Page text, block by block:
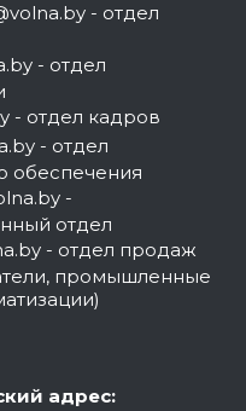
- отдел
- отдел
- отдел кадров
- отдел
обеспечения
-
отдел
- отдел продаж
промышленные
адрес: